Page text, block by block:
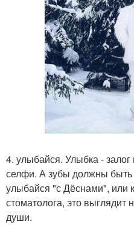
4. улыбайся. Улыбка -
селфи. А зубы должны
улыбайся "с Дёснами", или
стоматолога, это выглядит
души.